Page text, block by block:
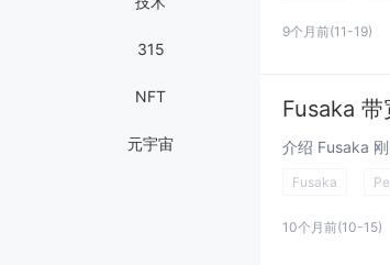
315
NFT
元宇宙
9个月前(11-19)
Fusaka 带
Fusaka
10个月前(10-15)